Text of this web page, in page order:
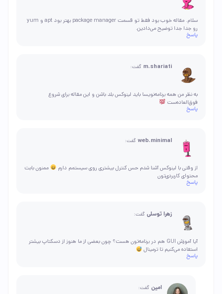
سلام. مقاله خوب بود فقط تو قسمت package manager بهتر بود apt و yum
رو جدا جدا توضیح می‌دادین.
پاسخ
m.shariati گفت:
به نظر من همه برنامه‌نویسا باید لینوکس بلد باشن و این مقاله برای شروع
فوق‌العاده‌ست
پاسخ
web.minimal گفت:
از وقتی با لینوکس آشنا شدم حس کنترل بیشتری روی سیستمم دارم
ممنون بابت
محتوای کاربردی‌تون
پاسخ
زهرا توسلی گفت:
آیا آموزش GUI هم در برنامه‌تون هست؟ چون بعضی از ما هنوز از دسکتاپ بیشتر
استفاده می‌کنیم تا ترمینال
پاسخ
امین گفت: